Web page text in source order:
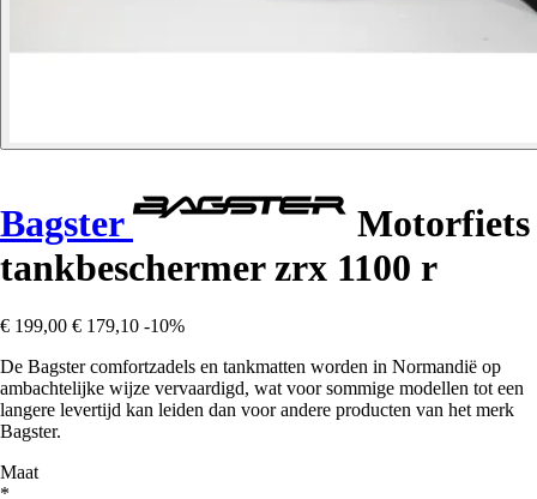
Bagster
Motorfiets
tankbeschermer zrx 1100 r
€ 199,00 € 179,10 -10%
De Bagster comfortzadels en tankmatten worden in Normandië op
ambachtelijke wijze vervaardigd, wat voor sommige modellen tot een
langere levertijd kan leiden dan voor andere producten van het merk
Bagster.
Maat
*